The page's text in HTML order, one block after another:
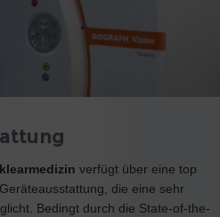
verfügt über eine top
die eine sehr
Bedingt durch die State-of-the-